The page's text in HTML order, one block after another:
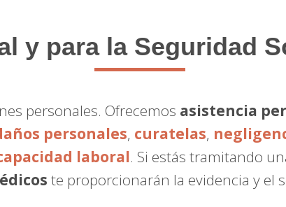
y para la Seguridad
personales. Ofrecemos asistencia
personales, curatelas,
laboral. Si estás tramitando
te proporcionarán la evidencia y el